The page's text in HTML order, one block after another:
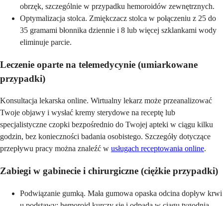
obrzęk, szczególnie w przypadku hemoroidów zewnętrznych.
Optymalizacja stolca. Zmiękczacz stolca w połączeniu z 25 do
35 gramami błonnika dziennie i 8 lub więcej szklankami wody
eliminuje parcie.
Leczenie oparte na telemedycynie (umiarkowane
przypadki)
Konsultacja lekarska online. Wirtualny lekarz może przeanalizować
Twoje objawy i wysłać kremy sterydowe na receptę lub
specjalistyczne czopki bezpośrednio do Twojej apteki w ciągu kilku
godzin, bez konieczności badania osobistego. Szczegóły dotyczące
przepływu pracy można znaleźć w usługach receptowania online.
Zabiegi w gabinecie i chirurgiczne (ciężkie przypadki)
Podwiązanie gumką. Mała gumowa opaska odcina dopływ krwi